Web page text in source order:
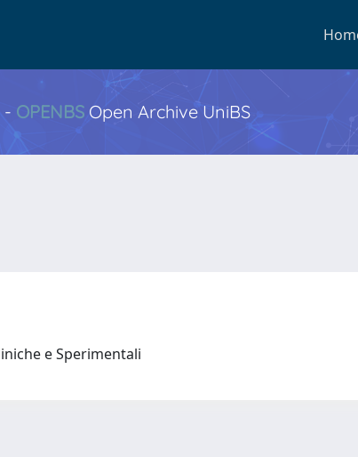
- OPENBS Open Archive UniBS
e Sperimentali